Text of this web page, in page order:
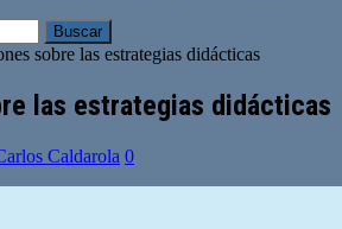
sobre las estrategias didácticas
las estrategias didácticas
Caldarola 0